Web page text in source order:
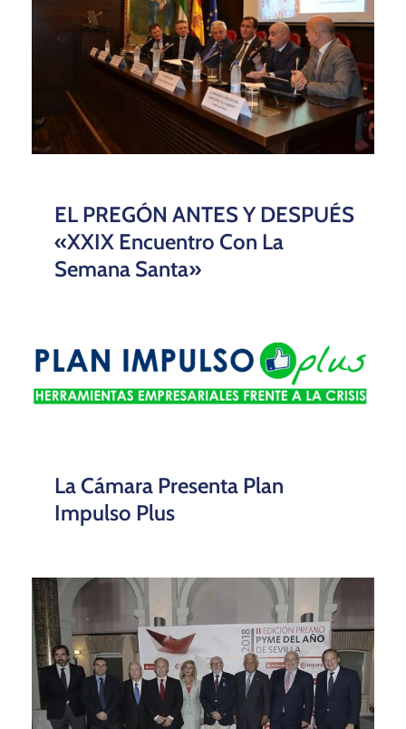
EL PREGÓN ANTES Y DESPUÉS
«XXIX Encuentro Con La
Semana Santa»
La Cámara Presenta Plan
Impulso Plus